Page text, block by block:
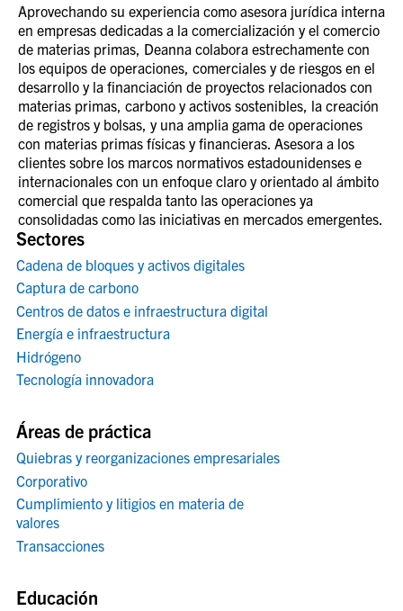
Sectores
Cadena de bloques y activos digitales
Captura de carbono
Centros de datos e infraestructura digital
Energía e infraestructura
Hidrógeno
Tecnología innovadora
Áreas de práctica
Quiebras y reorganizaciones empresariales
Corporativo
Cumplimiento y litigios en materia de
valores
Transacciones
Educación
Aprovechando su experiencia como asesora jurídica interna
en empresas dedicadas a la comercialización y el comercio
de materias primas, Deanna colabora estrechamente con
los equipos de operaciones, comerciales y de riesgos en el
desarrollo y la financiación de proyectos relacionados con
materias primas, carbono y activos sostenibles, la creación
de registros y bolsas, y una amplia gama de operaciones
con materias primas físicas y financieras. Asesora a los
clientes sobre los marcos normativos estadounidenses e
internacionales con un enfoque claro y orientado al ámbito
comercial que respalda tanto las operaciones ya
consolidadas como las iniciativas en mercados emergentes.